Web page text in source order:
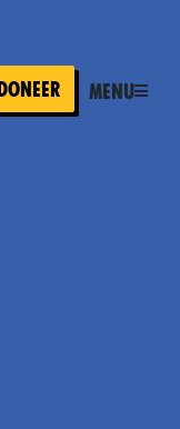
Doneer Menu